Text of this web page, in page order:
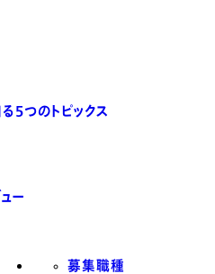
5つのトピックス
ー
募集職種